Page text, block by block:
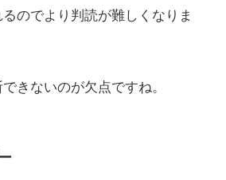
のでより判読が難しくなりま
きないのが欠点ですね。